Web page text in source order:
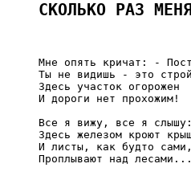
СКОЛЬКО РАЗ
Мне опять кричат: -
Ты не видишь - это
     Здесь участок огорожен
     И дороги нет прохожим!
     Все я вижу, все я слышу:
Здесь железом кроют
     И листы, как будто сами,
     Проплывают над лесами...